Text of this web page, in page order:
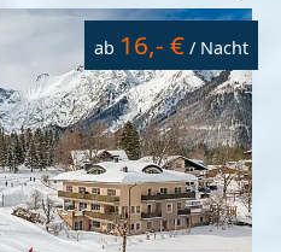
ab 16,- € / Nacht